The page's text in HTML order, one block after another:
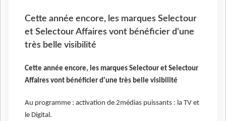
Cette année encore, les marques Selectour
et Selectour Affaires vont bénéficier d'une
très belle visibilité
Cette année encore, les marques Selectour et Selectour
Affaires vont bénéficier d'une très belle visibilité
Au programme : activation de 2médias puissants : la TV et
le Digital.